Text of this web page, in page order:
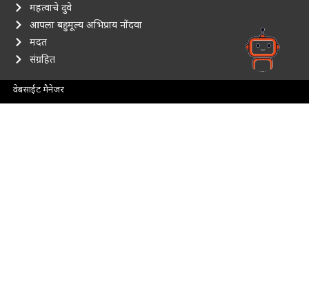
महत्वाचे दुवे
आपला बहुमूल्य अभिप्राय नोंदवा
मदत
संग्रहित
वेबसाईट मैनेजर